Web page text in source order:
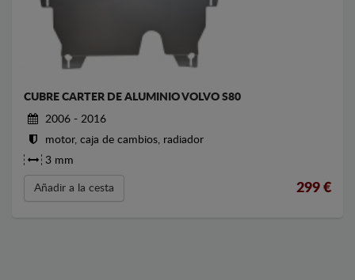
CUBRE CARTER DE ALUMINIO VOLVO S80
2006 - 2016
motor, caja de cambios, radiador
3 mm
Añadir a la cesta 299 €